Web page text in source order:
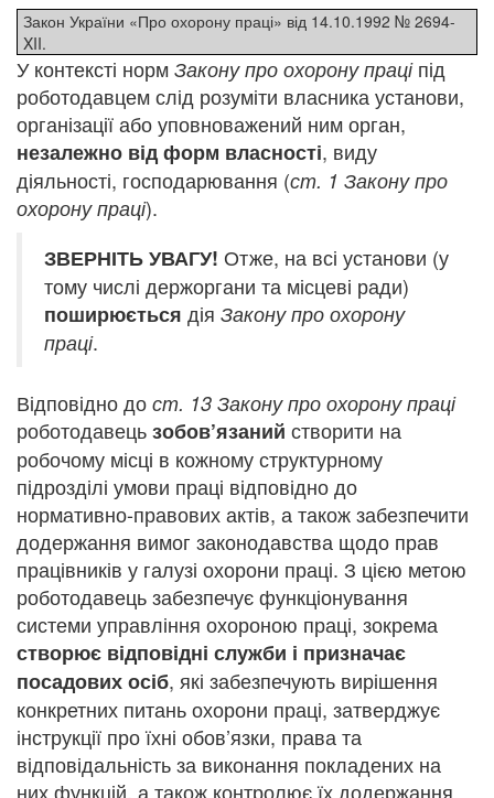
Закон України «Про охорону праці» від 14.10.1992 № 2694-
XII.
У контексті норм Закону про охорону праціпід
роботодавцем слід розуміти власника установи,
організації або уповноважений ним орган,
незалежно від форм власності, виду
діяльності, господарювання (ст. 1 Закону про
охорону праці).
ЗВЕРНІТЬ УВАГУ! Отже, на всі установи (у
тому числі держоргани та місцеві ради)
поширюється дія Закону про охорону
праці.
Відповідно до ст. 13 Закону про охорону праці
роботодавецьзобов’язаний створити на
робочому місці в кожному структурному
підрозділі умови праці відповідно до
нормативно-правових актів, а також забезпечити
додержання вимог законодавства щодо прав
працівників у галузі охорони праці. З цією метою
роботодавець забезпечує функціонування
системи управління охороною праці, зокрема
створює відповідні служби і призначає
посадових осіб, які забезпечують вирішення
конкретних питань охорони праці, затверджує
інструкції про їхні обов’язки, права та
відповідальність за виконання покладених на
них функцій, а також контролює їх додержання